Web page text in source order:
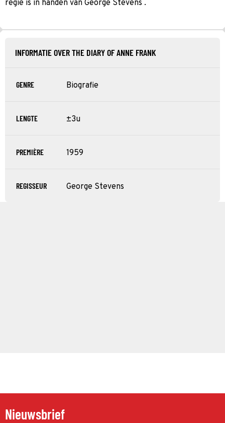
regie is in handen van George Stevens .
INFORMATIE OVER THE DIARY OF ANNE FRANK
GENRE Biografie
LENGTE ±3u
PREMIÈRE 1959
REGISSEUR George Stevens
Nieuwsbrief